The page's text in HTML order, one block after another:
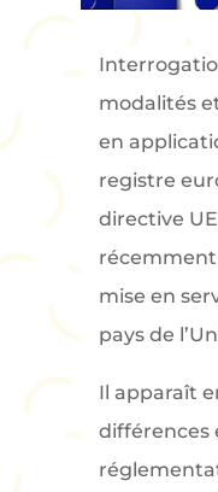
modalités
en
registre
directive
mise en
pays de
Il apparaît
différences